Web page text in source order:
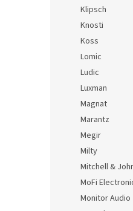
Klipsch
Knosti
Koss
Lomic
Ludic
Luxman
Magnat
Marantz
Megir
Milty
Mitchell &
MoFi
Monitor Audio